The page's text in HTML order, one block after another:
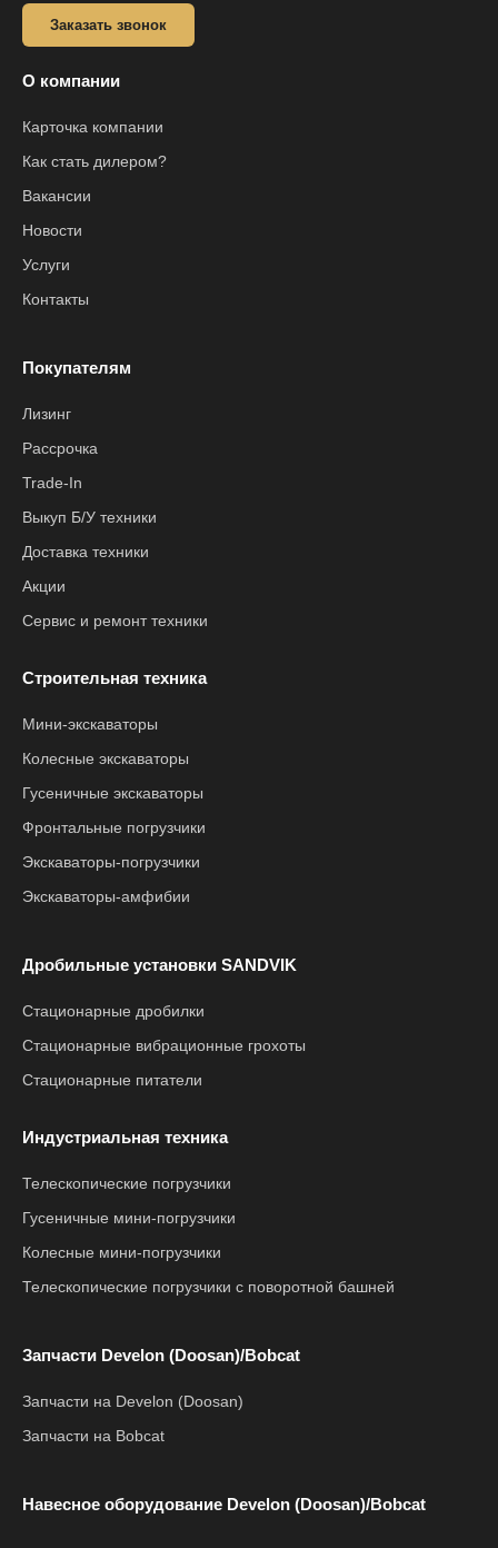
Заказать звонок
О компании
Карточка компании
Как стать дилером?
Вакансии
Новости
Услуги
Контакты
Покупателям
Лизинг
Рассрочка
Trade-In
Выкуп Б/У техники
Доставка техники
Акции
Сервис и ремонт техники
Строительная техника
Мини-экскаваторы
Колесные экскаваторы
Гусеничные экскаваторы
Фронтальные погрузчики
Экскаваторы-погрузчики
Экскаваторы-амфибии
Дробильные установки SANDVIK
Стационарные дробилки
Стационарные вибрационные грохоты
Стационарные питатели
Индустриальная техника
Телескопические погрузчики
Гусеничные мини-погрузчики
Колесные мини-погрузчики
Телескопические погрузчики с поворотной башней
Запчасти Develon (Doosan)/Bobcat
Запчасти на Develon (Doosan)
Запчасти на Bobcat
Навесное оборудование Develon (Doosan)/Bobcat